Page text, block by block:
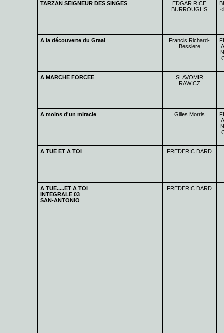
TARZAN SEIGNEUR DES SINGES
EDGAR RICE
BURROUGHS
A la découverte du Graal
Francis Richard-
Bessiere
A MARCHE FORCEE
SLAVOMIR
RAWICZ
A moins d'un miracle Gilles Morris
A TUE ET A TOI FREDERIC DARD
A TUE.....ET A TOI
INTEGRALE 03
SAN-ANTONIO
FREDERIC DARD